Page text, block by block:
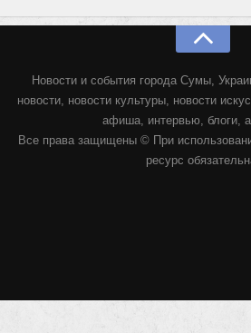
Новости и события города Сумы,
новости, новости культуры, новости
афиша, интервью, блоги,
Все права защищены © При
ресурс